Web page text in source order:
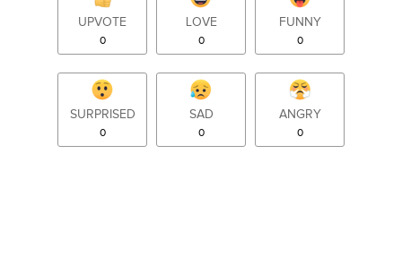
UPVOTE
0
LOVE
0
FUNNY
0
SURPRISED
0
SAD
0
ANGRY
0